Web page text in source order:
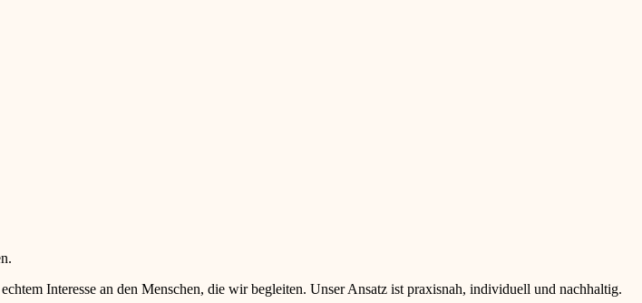
Interesse an den Menschen, die wir begleiten. Unser Ansatz ist praxisnah, individuell und nachhaltig.